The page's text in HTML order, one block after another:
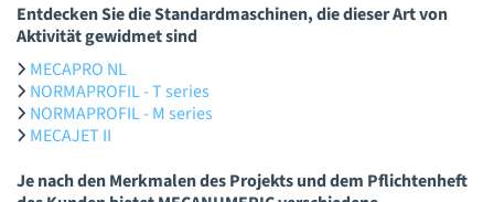
Entdecken Sie die Standardmaschinen, die dieser Art von
Aktivität gewidmet sind
MECAPRO NL
NORMAPROFIL - T series
NORMAPROFIL - M series
MECAJET II
Je nach den Merkmalen des Projekts und dem Pflichtenheft